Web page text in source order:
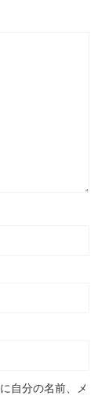
自分の名前、メ